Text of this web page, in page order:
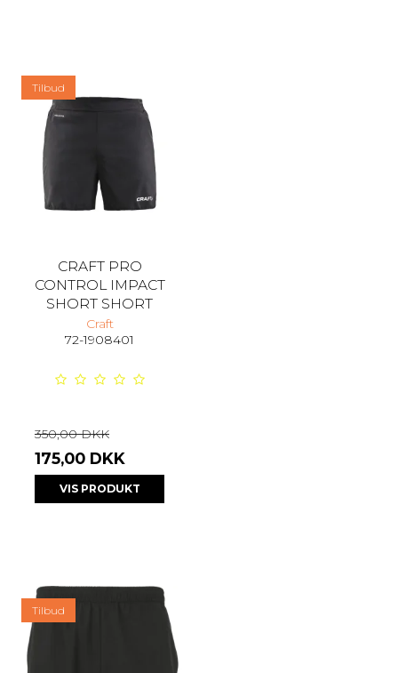
Tilbud
CRAFT PRO
CONTROL IMPACT
SHORT SHORT
Craft
72-1908401
350,00 DKK
175,00 DKK
VIS PRODUKT
Tilbud